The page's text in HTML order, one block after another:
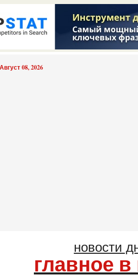
08, 2026
новости
главное